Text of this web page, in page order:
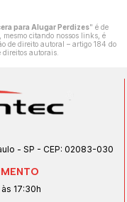
para Alugar Perdizes" é de
citando nossos links, é
de direito autoral – artigo 184 do
autorais.
- SP - CEP: 02083-030
17:30h